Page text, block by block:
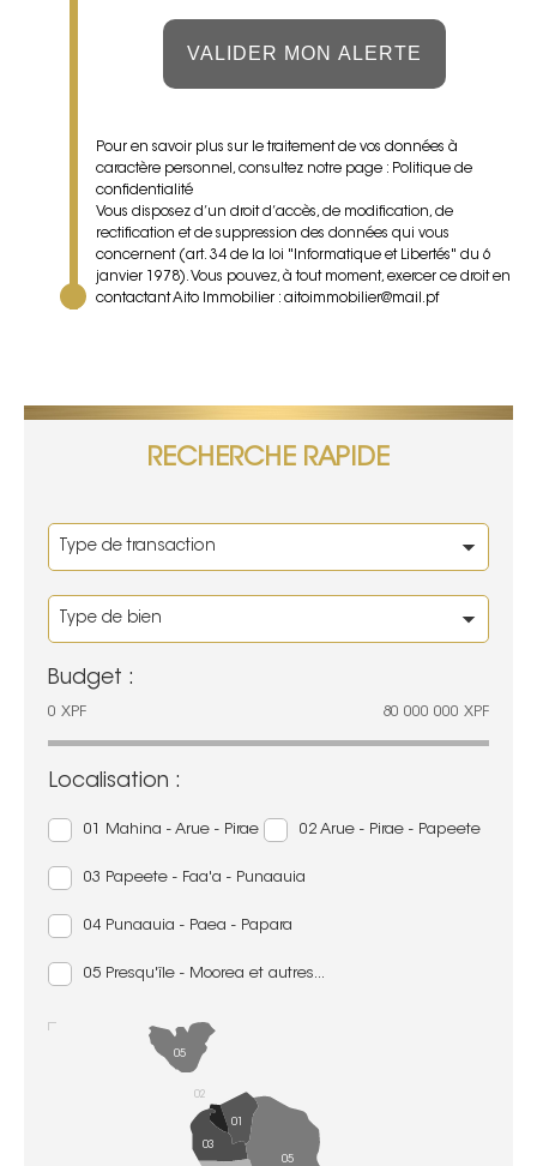
VALIDER MON ALERTE
Pour en savoir plus sur le traitement de vos données à
caractère personnel, consultez notre page : Politique de
confidentialité
Vous disposez d’un droit d’accès, de modification, de
rectification et de suppression des données qui vous
concernent (art. 34 de la loi "Informatique et Libertés" du 6
janvier 1978). Vous pouvez, à tout moment, exercer ce droit en
contactant Aito Immobilier : aitoimmobilier@mail.pf
RECHERCHE RAPIDE
Budget :
0 XPF 80 000 000 XPF
Localisation :
01 Mahina - Arue - Pirae 02 Arue - Pirae - Papeete
03 Papeete - Faa'a - Punaauia
04 Punaauia - Paea - Papara
05 Presqu'île - Moorea et autres...
01
02
03
05
05